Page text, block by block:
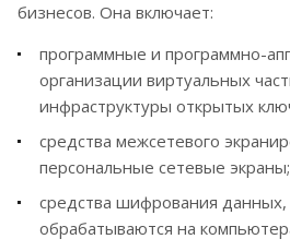
бизнесов. Она включает:
программные и программно-
организации виртуальных
инфраструктуры открытых
средства межсетевого
персональные сетевые экраны;
средства шифрования данных,
обрабатываются на